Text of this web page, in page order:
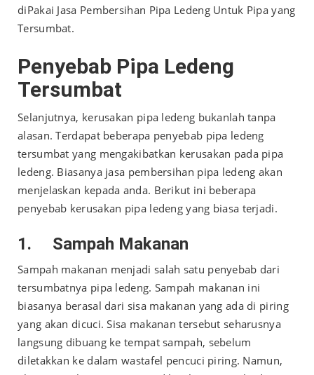
diPakai Jasa Pembersihan Pipa Ledeng Untuk Pipa yang
Tersumbat.
Penyebab Pipa Ledeng
Tersumbat
Selanjutnya, kerusakan pipa ledeng bukanlah tanpa
alasan. Terdapat beberapa penyebab pipa ledeng
tersumbat yang mengakibatkan kerusakan pada pipa
ledeng. Biasanya jasa pembersihan pipa ledeng akan
menjelaskan kepada anda. Berikut ini beberapa
penyebab kerusakan pipa ledeng yang biasa terjadi.
1. Sampah Makanan
Sampah makanan menjadi salah satu penyebab dari
tersumbatnya pipa ledeng. Sampah makanan ini
biasanya berasal dari sisa makanan yang ada di piring
yang akan dicuci. Sisa makanan tersebut seharusnya
langsung dibuang ke tempat sampah, sebelum
diletakkan ke dalam wastafel pencuci piring. Namun,